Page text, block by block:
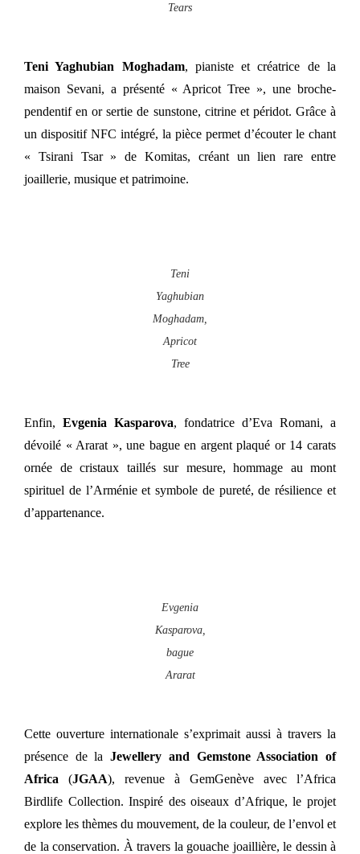
Tears
Teni Yaghubian Moghadam, pianiste et créatrice de la
maison Sevani, a présenté « Apricot Tree », une broche-
pendentif en or sertie de sunstone, citrine et péridot. Grâce à
un dispositif NFC intégré, la pièce permet d’écouter le chant
« Tsirani Tsar » de Komitas, créant un lien rare entre
joaillerie, musique et patrimoine.
Teni
Yaghubian
Moghadam,
Apricot
Tree
Enfin, Evgenia Kasparova, fondatrice d’Eva Romani, a
dévoilé « Ararat », une bague en argent plaqué or 14 carats
ornée de cristaux taillés sur mesure, hommage au mont
spirituel de l’Arménie et symbole de pureté, de résilience et
d’appartenance.
Evgenia
Kasparova,
bague
Ararat
Cette ouverture internationale s’exprimait aussi à travers la
présence de laJewellery and Gemstone Association of
Africa (JGAA), revenue à GemGenève avec l’Africa
Birdlife Collection. Inspiré des oiseaux d’Afrique, le projet
explore les thèmes du mouvement, de la couleur, de l’envol et
de la conservation. À travers la gouache joaillière, le dessin à